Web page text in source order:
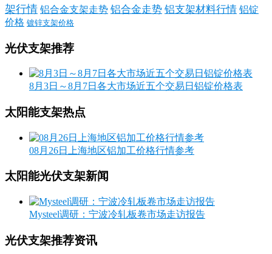
架行情 铝合金支架走势 铝合金走势 铝支架材料行情 铝锭
价格 镀锌支架价格
光伏支架推荐
8月3日～8月7日各大市场近五个交易日铝锭价格表
太阳能支架热点
08月26日上海地区铝加工价格行情参考
太阳能光伏支架新闻
Mysteel调研：宁波冷轧板卷市场走访报告
光伏支架推荐资讯